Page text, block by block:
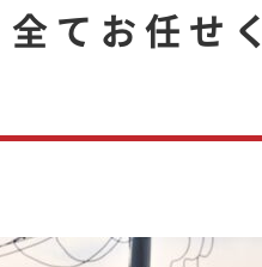
全てお任せ